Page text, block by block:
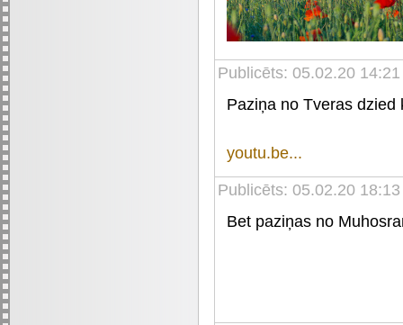
Publicēts: 05.02.20 14:21
Paziņa no Tveras dzied
youtu.be...
Publicēts: 05.02.20 18:13
Bet paziņas no